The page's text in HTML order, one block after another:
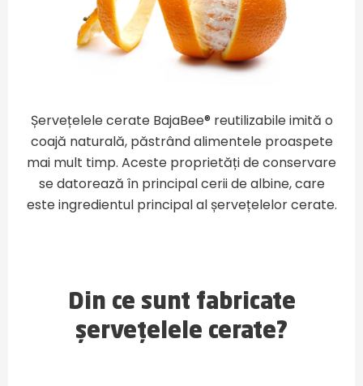
Șervețelele cerate BajaBee® reutilizabile imită o
coajă naturală, păstrând alimentele proaspete
mai mult timp. Aceste proprietăți de conservare
se datorează în principal cerii de albine, care
este ingredientul principal al șervețelelor cerate.
Din ce sunt fabricate
șervețelele cerate?